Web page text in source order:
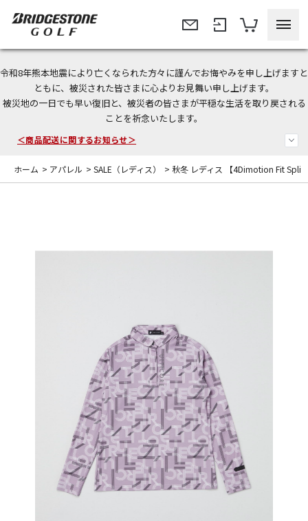
令和8年熊本地震により亡くなられた方々に謹んでお悔やみを申し上げますと
ともに、被災された皆さまに心よりお見舞い申し上げます。
被災地の一日でも早い復旧と、被災者の皆さまが平穏な生活を取り戻される
ことを祈念いたします。
＜夏季休暇中のご注文・発送・お問い合わせ＞
今なら新規会員登録で1,000円OFFクーポンプレゼント！
＜商品配送に関するお知らせ＞
ホーム > アパレル > SALE（レディス） > 秋冬 レディス 【4Dimotion Fit Split